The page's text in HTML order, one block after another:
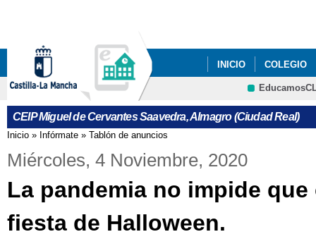
INICIO COLEGIO
CRFP
CEIP Miguel de Cervantes Saavedra, Almagro (Ciudad Real)
Se encuentra usted aquí
Inicio » Infórmate » Tablón de anuncios
Miércoles, 4 Noviembre, 2020
La pandemia no impide
fiesta de Halloween.